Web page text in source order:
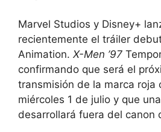
Marvel Studios y Disney+
recientemente el tráiler
Animation. X-Men ’97
confirmando que será el
transmisión de la marca roja
miércoles 1 de julio y que
desarrollará fuera del canon